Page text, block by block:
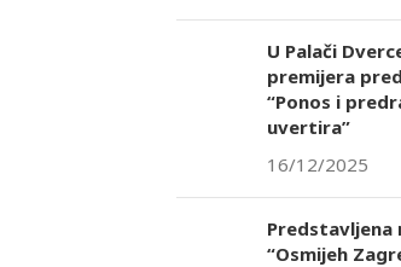
U Palači
premijera
“Ponos i
uvertira”
16/12/2025
Predstavljena
“Osmijeh